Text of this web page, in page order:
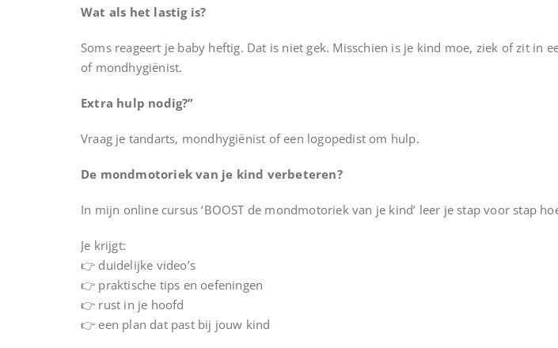
Wat als het lastig is?
Soms reageert je baby heftig. Dat is niet gek. Misschien is je kind moe, ziek of zit in
of mondhygiënist.
Extra hulp nodig?”
Vraag je tandarts, mondhygiënist of een logopedist om hulp.
De mondmotoriek van je kind verbeteren?
In mijn online cursus ‘BOOST de mondmotoriek van je kind’ leer je stap voor stap
Je krijgt:
👉 duidelijke video’s
👉 praktische tips en oefeningen
👉 rust in je hoofd
👉 een plan dat past bij jouw kind